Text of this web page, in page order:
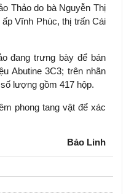
Thảo do bà Nguyễn Thị
Vĩnh Phúc, thị trấn Cái
đang trưng bày để bán
Abutine 3C3; trên nhãn
lượng gồm 417 hộp.
phong tang vật để xác
Bảo Linh
tài khóa không chỉ mang ý
hỗ trợ ngắn hạn mà còn